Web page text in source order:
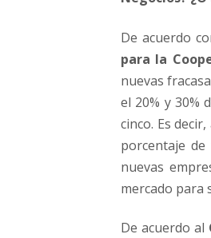
De acuerdo
para la
nuevas
el 20% y 30%
cinco. Es
porcentaje
nuevas
mercado para
De acuerdo al